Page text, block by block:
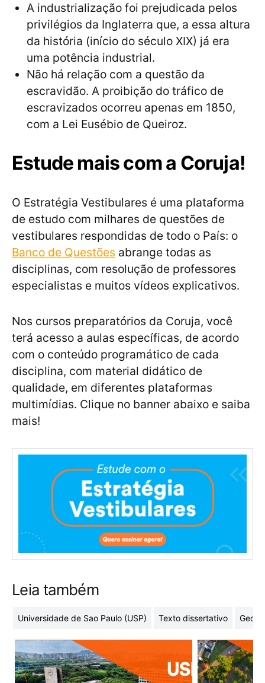
A industrialização foi prejudicada pelos
privilégios da Inglaterra que, a essa altura
da história (início do século XIX) já era
uma potência industrial.
Não há relação com a questão da
escravidão. A proibição do tráfico de
escravizados ocorreu apenas em 1850,
com a Lei Eusébio de Queiroz.
Estude mais com a Coruja!
O Estratégia Vestibulares é uma plataforma
de estudo com milhares de questões de
vestibulares respondidas de todo o País: o
Banco de Questões abrange todas as
disciplinas, com resolução de professores
especialistas e muitos vídeos explicativos.
Nos cursos preparatórios da Coruja, você
terá acesso a aulas específicas, de acordo
com o conteúdo programático de cada
disciplina, com material didático de
qualidade, em diferentes plataformas
multimídias. Clique no banner abaixo e saiba
mais!
Leia também
Universidade de Sao Paulo (USP) Texto dissertativo